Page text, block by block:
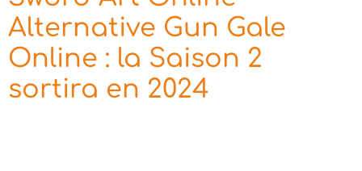
Alternative Gun Gale
Online : la Saison 2
sortira en 2024